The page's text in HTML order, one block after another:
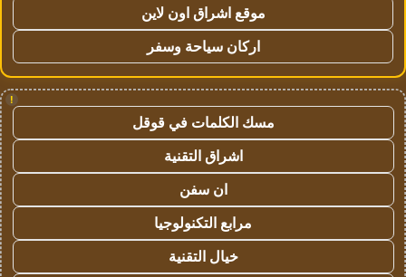
موقع اشراق اون لاين
اركان سياحة وسفر
!
مسك الكلمات في قوقل
اشراق التقنية
ان سفن
مرابع التكنولوجيا
خيال التقنية